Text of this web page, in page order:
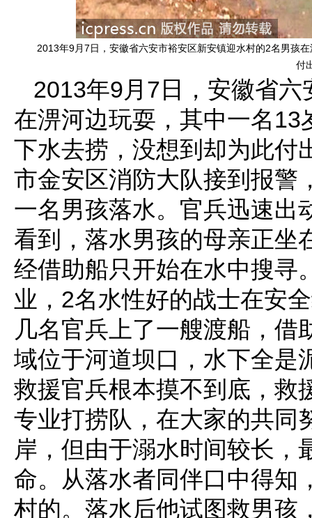
2013年9月7日，安徽省六安市裕安区新安镇迎水村的2名男孩
付
2013年9月7日，安徽省
在淠河边玩耍，其中一名
下水去捞，没想到却为此付
市金安区消防大队接到报警
一名男孩落水。官兵迅速出
看到，落水男孩的母亲正坐
经借助船只开始在水中搜寻
业，2名水性好的战士在安
几名官兵上了一艘渡船，
域位于河道坝口，水下全是
救援官兵根本摸不到底，救
专业打捞队，在大家的共同
岸，但由于溺水时间较长，
命。从落水者同伴口中得知
村的。落水后他试图救男孩